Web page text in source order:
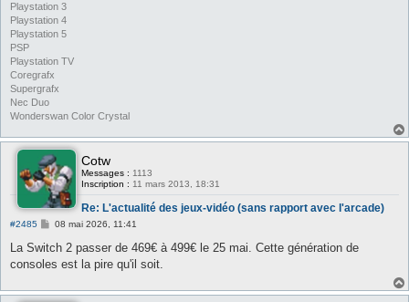
Playstation 3
Playstation 4
Playstation 5
PSP
Playstation TV
Coregrafx
Supergrafx
Nec Duo
Wonderswan Color Crystal
Cotw
Messages : 1113
Inscription : 11 mars 2013, 18:31
Re: L'actualité des jeux-vidéo (sans rapport avec l'arcade)
#2485
M
s
a
e
08 mai 2026, 11:41
La Switch 2 passer de 469€ à 499€ le 25 mai. Cette génération de
consoles est la pire qu'il soit.